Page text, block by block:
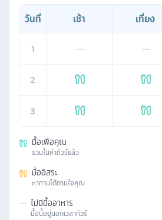
วันที่ เช้า เที่ยง
1
— —
2
3
มื้อเพื่อคุณ
รวมในค่าทัวร์แล้ว
มื้ออิสระ
หาทานได้ตามใจคุณ
— ไม่มีมื้ออาหาร
มื้อนี้อยู่นอกเวลาทัวร์